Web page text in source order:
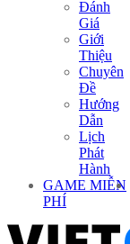
Đánh
Giá
Giới
Thiệu
Chuyên
Đề
Hướng
Dẫn
Lịch
Phát
Hành
GAME MIỄN
PHÍ